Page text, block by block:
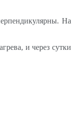
На
и через сутки